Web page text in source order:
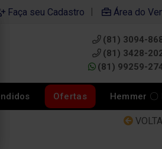
Faça seu Cadastro | Área do
(81) 3094-
(81) 3428-
(81) 99259-
Ofertas Hemmer 〇